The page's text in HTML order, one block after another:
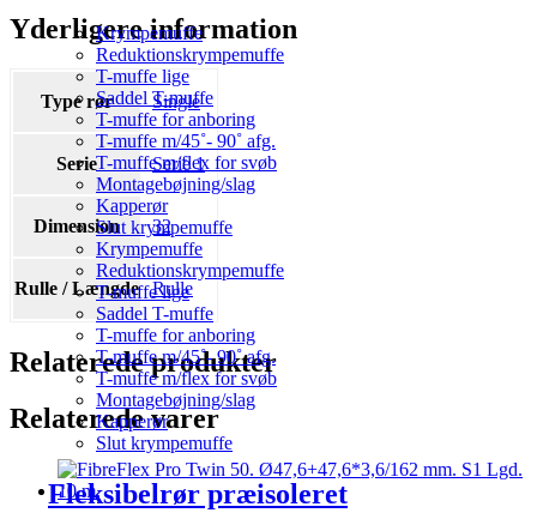
Krympemuffe
Reduktionskrympemuffe
T-muffe lige
Saddel T-muffe
T-muffe for anboring
T-muffe m/45˚- 90˚ afg.
T-muffe m/flex for svøb
Montagebøjning/slag
Kapperør
Slut krympemuffe
Krympemuffe
Reduktionskrympemuffe
T-muffe lige
Saddel T-muffe
T-muffe for anboring
T-muffe m/45˚- 90˚ afg.
T-muffe m/flex for svøb
Montagebøjning/slag
Kapperør
Slut krympemuffe
Fleksibelrør præisoleret
Yderligere information
Type rør Single
Serie Serie 1
Dimension 32
Rulle / Længde Rulle
Relaterede produkter
Relaterede varer